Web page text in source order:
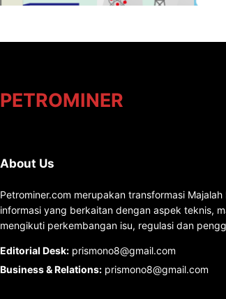
PETROMINER
About Us
Petrominer.com merupakan transformasi
informasi yang berkaitan dengan aspek teknis,
mengikuti perkembangan isu, regulasi dan
Editorial Desk: prismono8@gmail.com
Business & Relations: prismono8@gmail.com